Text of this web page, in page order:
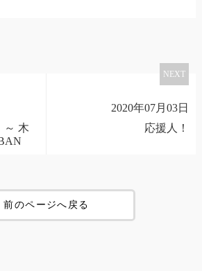
～ 木
NEXT
2020年07月03日
応援人！
前のページへ戻る